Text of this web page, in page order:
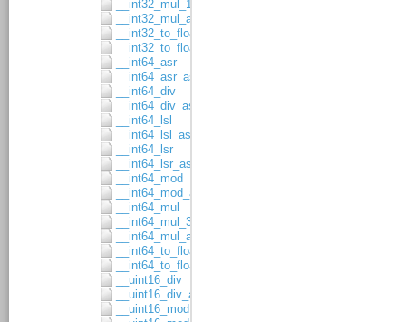
__int32_mul_16x16
__int32_mul_asgn
__int32_to_float32
__int32_to_float64
__int64_asr
__int64_asr_asgn
__int64_div
__int64_div_asgn
__int64_lsl
__int64_lsl_asgn
__int64_lsr
__int64_lsr_asgn
__int64_mod
__int64_mod_asgn
__int64_mul
__int64_mul_32x32
__int64_mul_asgn
__int64_to_float32
__int64_to_float64
__uint16_div
__uint16_div_asgn
__uint16_mod